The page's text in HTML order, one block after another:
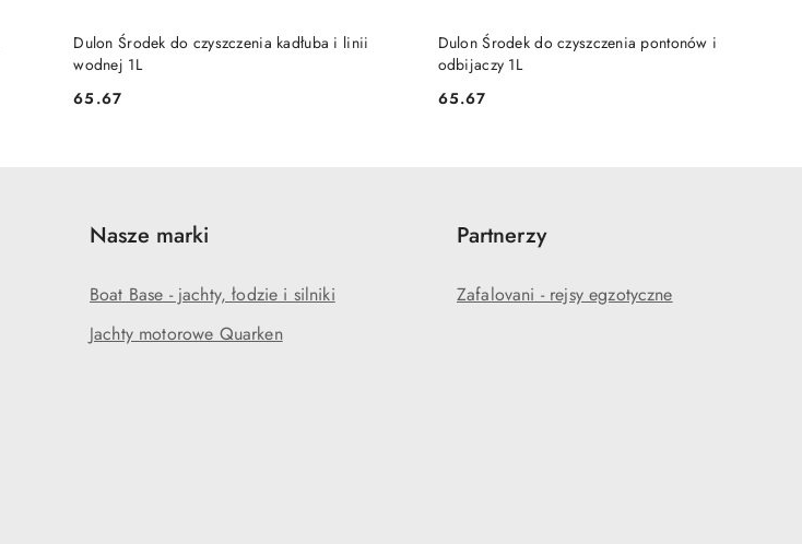
Dulon Środek do czyszczenia kadłuba i linii
wodnej 1L
Cena:
65.67
PRODUKT NIEDOSTĘPNY
Dulon Środek do czyszczenia pontonów i
odbijaczy 1L
Cena:
65.67
PRODUKT NIEDOSTĘPNY
Nasze marki
Boat Base - jachty, łodzie i silniki
Jachty motorowe Quarken
Partnerzy
Zafalovani - rejsy egzotyczne